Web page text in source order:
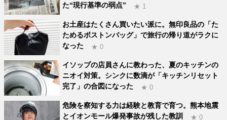
た“現行基準の弱点”
★ 1
お土産はたくさん買いたい派に。無印良品の「た
ためるボストンバッグ」で旅行の帰り道がラクに
なった
★ 0
イソップの店員さんに教わった、夏のキッチンの
ニオイ対策。シンクに数滴が「キッチンリセット
完了」の合図になった
★ 0
危険を察知する力は経験と教育で育つ。熊本地震
とイオンモール爆発事故が残した教訓
★ 0